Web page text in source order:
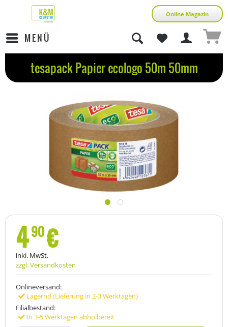
Online Magazin
MENÜ
tesapack Papier ecologo 50m 50mm
490€
inkl. MwSt.
zzgl. Versandkosten
Onlineversand:
Lagernd (Lieferung in 2-3 Werktagen)
Filialbestand:
In 3-5 Werktagen abholbereit